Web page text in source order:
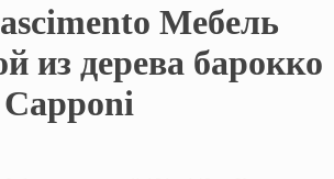
Мебель
из дерева барокко